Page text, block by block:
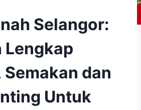
Selangor:
Lengkap
Semakan dan
Untuk